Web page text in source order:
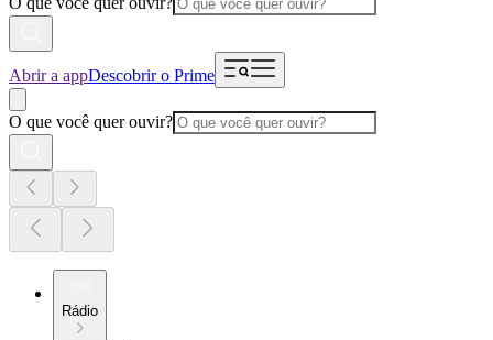
Abrir a appDescobrir o Prime
O que você quer ouvir?
Rádio